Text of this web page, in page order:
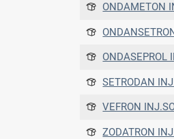
ONDAMETON
SETRODAN
VEFRON
ZODATRON